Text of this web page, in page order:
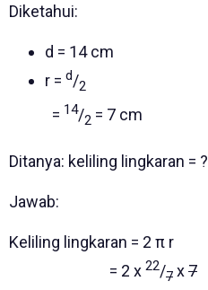
Diketahui:
d = 14 cm
r = d/2
= 14/2 = 7 cm
Ditanya: keliling lingkaran = ?
Jawab:
Keliling lingkaran = 2 π r
= 2 x 22/7 x7